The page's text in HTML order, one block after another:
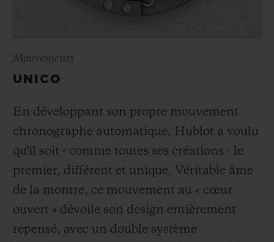
Mouvements
UNICO
En développant son propre mouvement
chronographe automatique, Hublot a voulu
qu'il soit - comme toutes ses créations - le
premier, différent et unique. Véritable âme
de la montre, ce mouvement au « cœur
ouvert » dévoile son design entièrement
repensé, avec un double système